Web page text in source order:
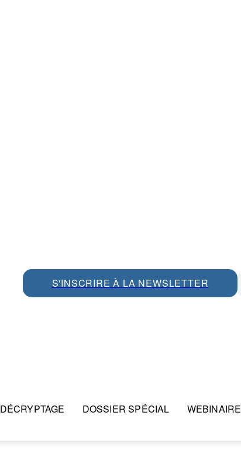
S'INSCRIRE À LA NEWSLETTER
DÉCRYPTAGE DOSSIER SPÉCIAL WEBINAIRE